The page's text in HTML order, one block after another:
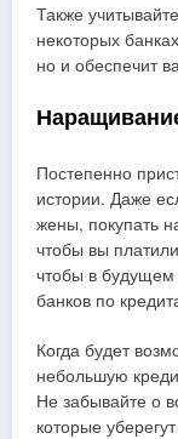
Также
некоторых
но и обеспечит
Постепенно
истории. Даже
жены, покупать
чтобы вы
чтобы в будущем
банков по
Когда будет
небольшую
Не забывайте о
которые